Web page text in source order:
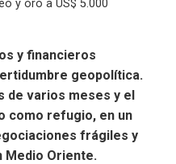
y oro a US$ 5.000
y financieros
geopolítica.
de varios meses y el
como refugio, en un
frágiles y
Medio Oriente.